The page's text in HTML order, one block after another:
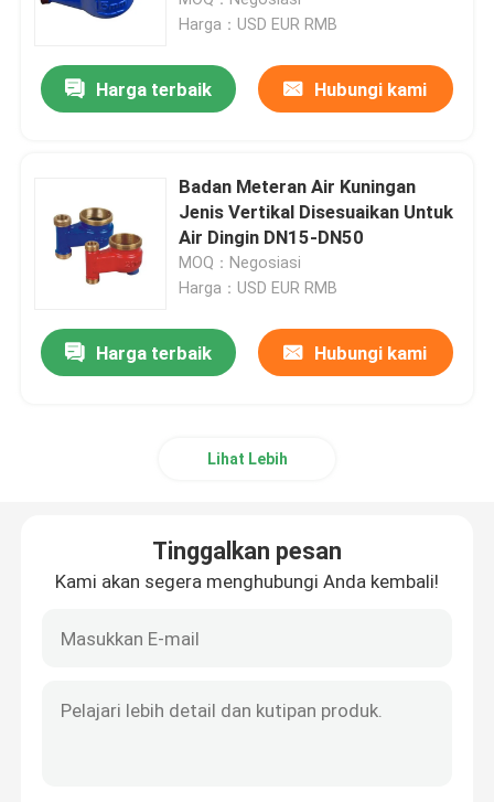
Katup Perunggu
Timbal Katup Gratis
Ingot Perunggu
Harga：USD EUR RMB
Harga terbaik Hubungi kami
Badan Meteran Air Kuningan
Jenis Vertikal Disesuaikan Untuk
Air Dingin DN15-DN50
MOQ：Negosiasi
Harga：USD EUR RMB
Harga terbaik Hubungi kami
Lihat Lebih
Tinggalkan pesan
Kami akan segera menghubungi Anda kembali!